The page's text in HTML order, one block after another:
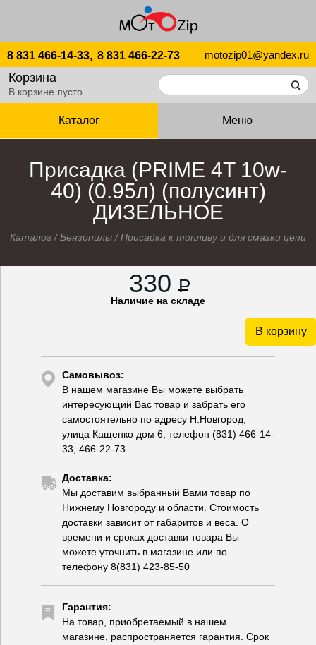
8 831 466-14-33, 8 831 466-22-73 motozip01@yandex.ru
Корзина
В корзине пусто
Каталог Меню
Присадка (PRIME 4T 10w-
40) (0.95л) (полусинт)
ДИЗЕЛЬНОЕ
Каталог /Бензопилы /Присадка к топливу и для смазки цепи
330 P
Наличие на складе
В корзину
Самовывоз:
В нашем магазине Вы можете выбрать
интересующий Вас товар и забрать его
самостоятельно по адресу Н.Новгород,
улица Кащенко дом 6, телефон (831) 466-14-
33, 466-22-73
Доставка:
Мы доставим выбранный Вами товар по
Нижнему Новгороду и области. Стоимость
доставки зависит от габаритов и веса. О
времени и сроках доставки товара Вы
можете уточнить в магазине или по
телефону 8(831) 423-85-50
Гарантия:
На товар, приобретаемый в нашем
магазине, распространяется гарантия. Срок